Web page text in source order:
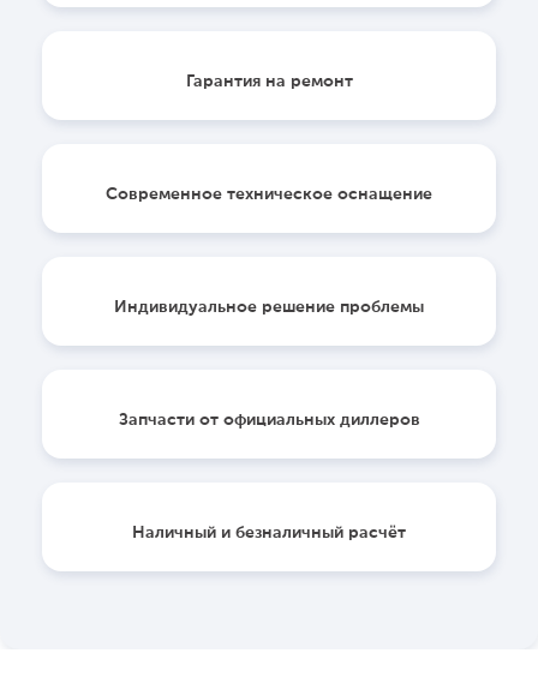
Гарантия на ремонт
Современное техническое оснащение
Индивидуальное решение проблемы
Запчасти от официальных диллеров
Наличный и безналичный расчёт